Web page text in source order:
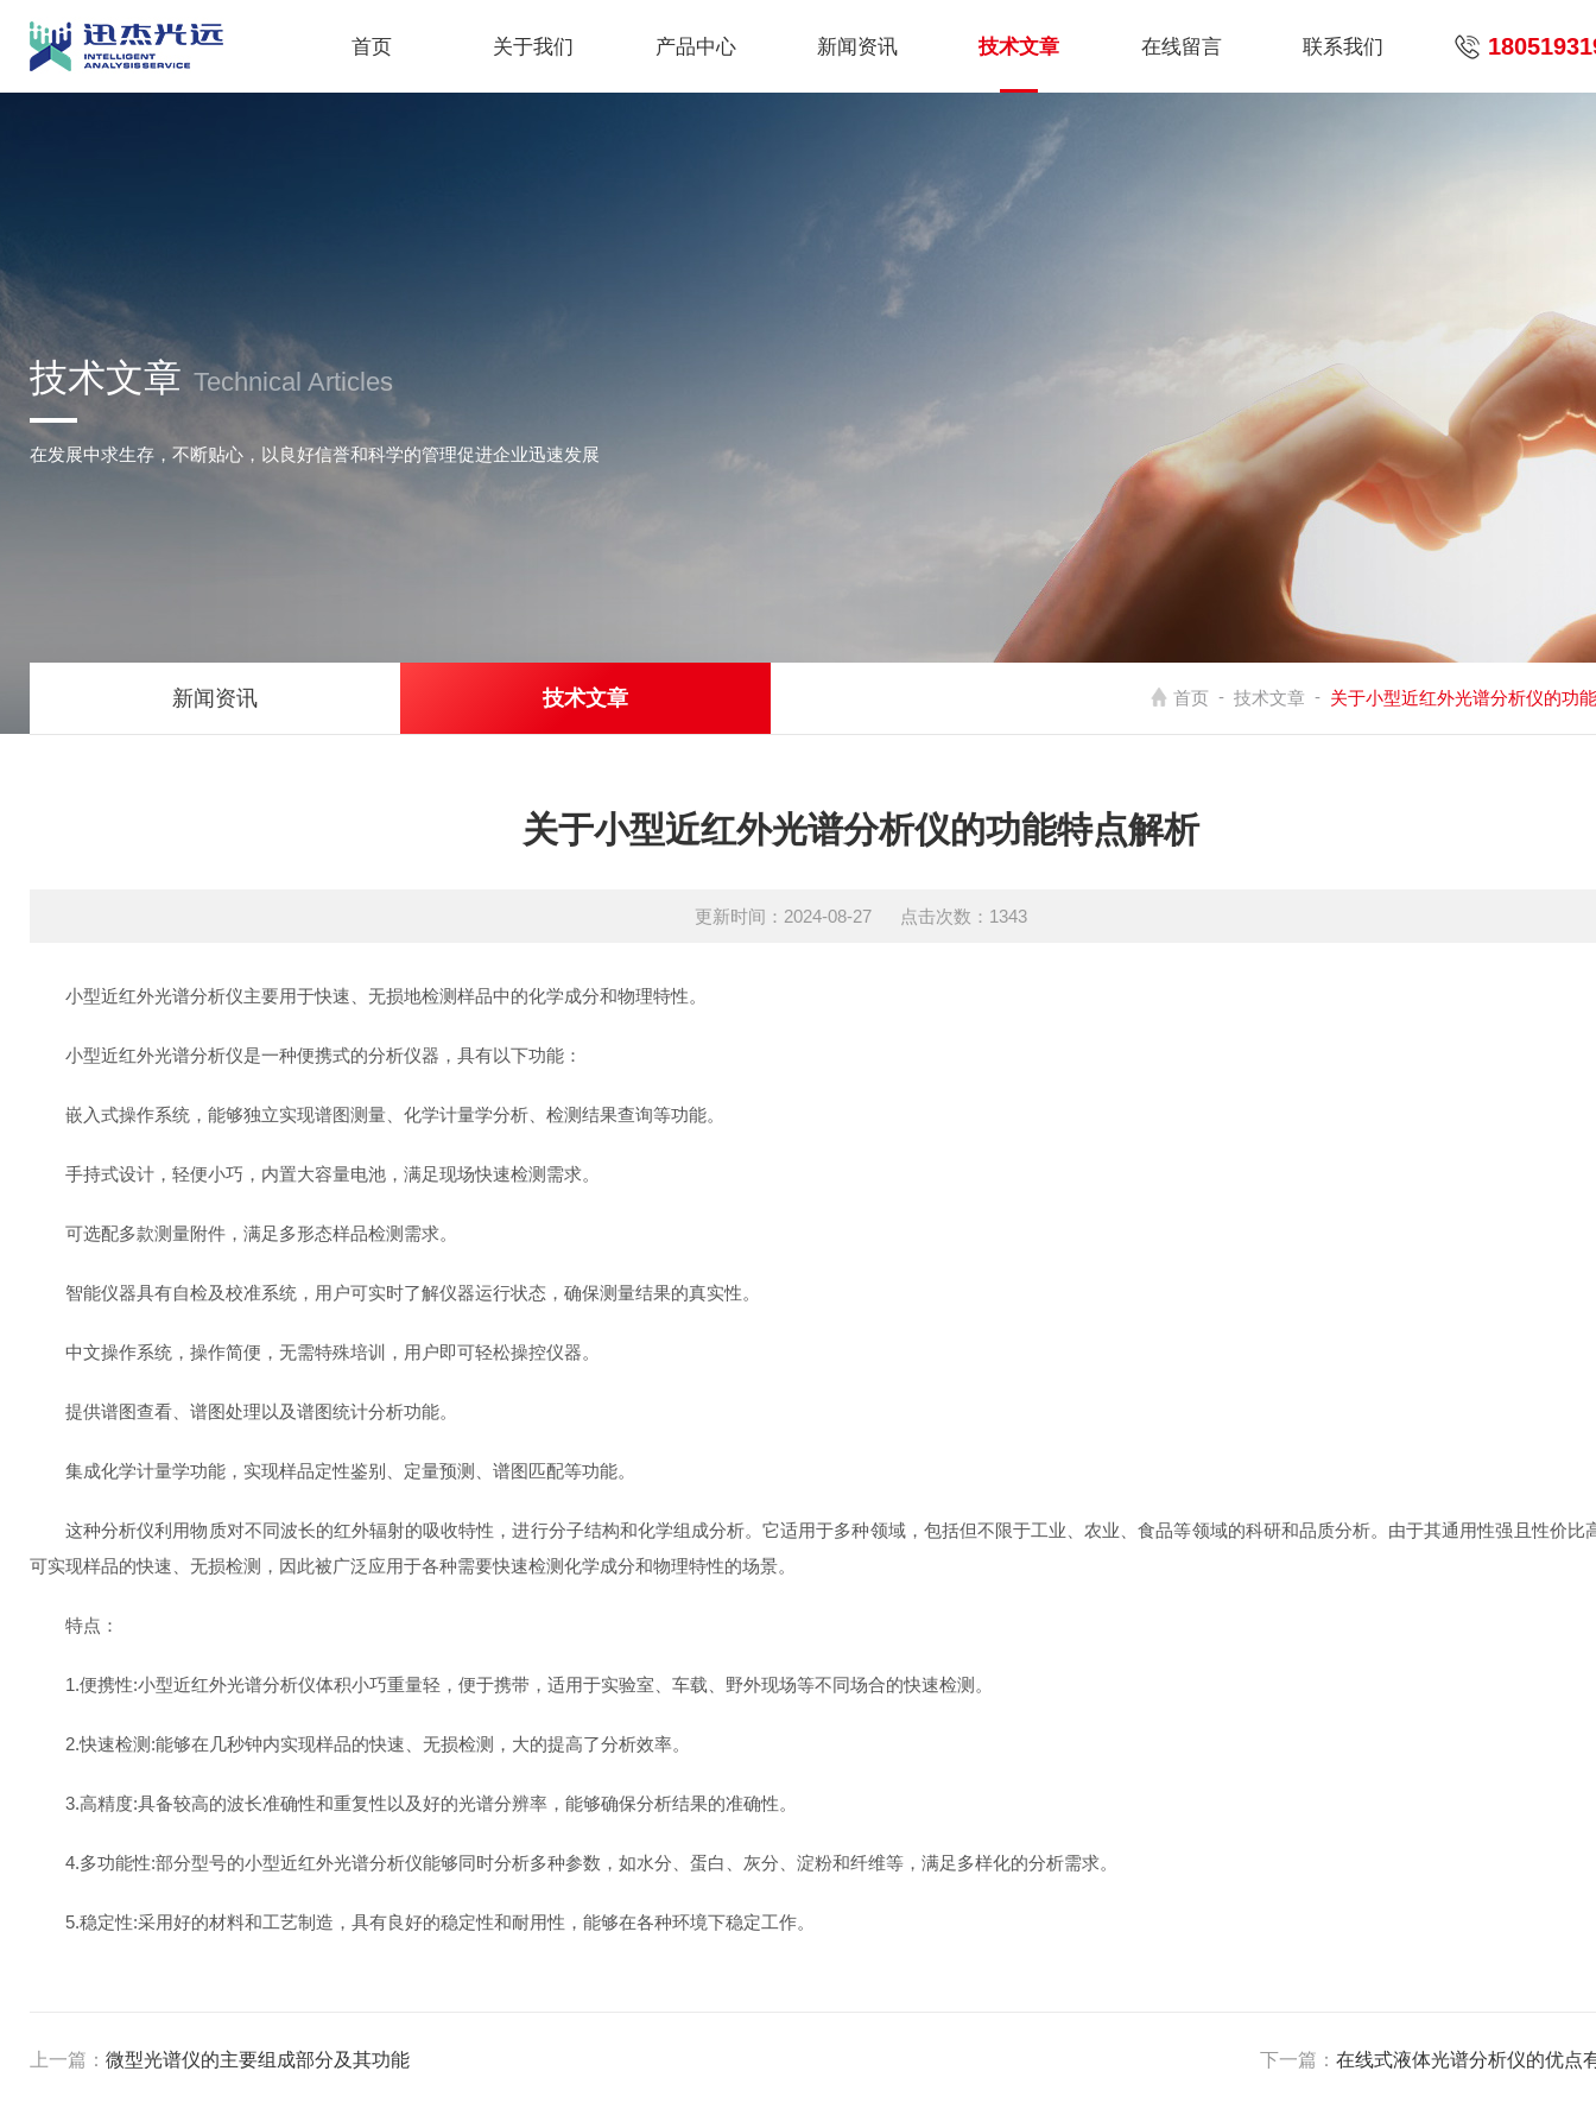
首页 关于我们 产品中心 新闻资讯 技术文章 在线留言 联系我们
技术文章 Technical Articles
在发展中求生存，不断贴心，以良好信誉和科学的管理促进企业迅速发展
首页 - 技术文章 - 关于小型近红外光谱分析仪的功
新闻资讯 技术文章
‌关于小型近红外光谱分析仪的功能特点解析
更新时间：2024-08-27 点击次数：1343
‌小型近红外光谱分析仪主要用于快速、无损地检测样品中的化学成分和物理特性。‌
小型近红外光谱分析仪是一种便携式的分析仪器，具有以下功能：
嵌入式操作系统‌，能够独立实现谱图测量、化学计量学分析、检测结果查询等功能。
‌手持式设计‌，轻便小巧，内置大容量电池，满足现场快速检测需求。
‌可选配多款测量附件‌，满足多形态样品检测需求。
‌智能仪器具有自检及校准系统‌，用户可实时了解仪器运行状态，确保测量结果的真实性。
‌中文操作系统‌，操作简便，无需特殊培训，用户即可轻松操控仪器。
‌提供谱图查看、谱图处理以及谱图统计分析功能‌。
‌集成化学计量学功能‌，实现样品定性鉴别、定量预测、谱图匹配等功能。
这种分析仪利用物质对不同波长的红外辐射的吸收特性，进行分子结构和化学组成分析。它适用于多种领域，包括但不限于工业、农业、食品等领域的科研和品质分析。由于其通用性强且性价比
可实现样品的快速、无损检测，因此被广泛应用于各种需要快速检测化学成分和物理特性的场景‌。
特点：
1.便携性:小型近红外光谱分析仪体积小巧重量轻，便于携带，适用于实验室、车载、野外现场等不同场合的快速检测。
2.快速检测:能够在几秒钟内实现样品的快速、无损检测，大的提高了分析效率。
3.高精度:具备较高的波长准确性和重复性以及好的光谱分辨率，能够确保分析结果的准确性。
4.多功能性:部分型号的小型近红外光谱分析仪能够同时分析多种参数，如水分、蛋白、灰分、淀粉和纤维等，满足多样化的分析需求。
5.稳定性:采用好的材料和工艺制造，具有良好的稳定性和耐用性，能够在各种环境下稳定工作。
上一篇： 微型光谱仪的主要组成部分及其功能 下一篇： 在线式液体光谱分析仪的优点